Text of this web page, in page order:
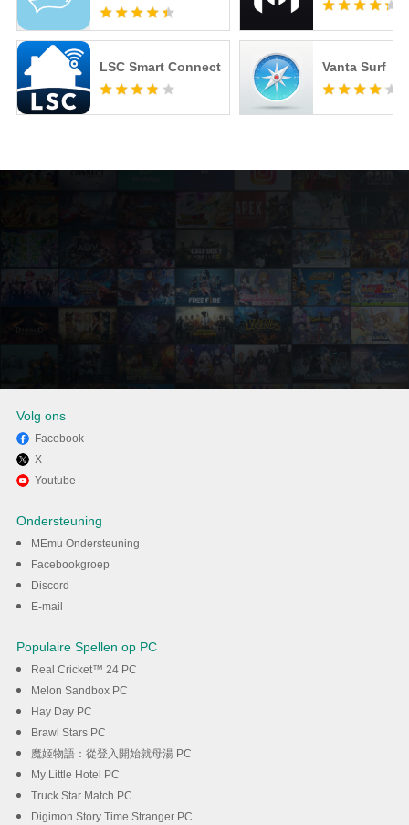
LSC Smart Connect Vanta Surf
Ervaar VU Player Pro op pc
Volg ons
Facebook
X
Youtube
Ondersteuning
MEmu Ondersteuning
Facebookgroep
Discord
E-mail
Populaire Spellen op PC
Real Cricket™ 24 PC
Melon Sandbox PC
Hay Day PC
Brawl Stars PC
魔姬物語：從登入開始就母湯 PC
My Little Hotel PC
Truck Star Match PC
Digimon Story Time Stranger PC